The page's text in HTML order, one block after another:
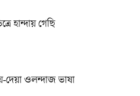
হান্দায় গেছি
দেয়া ওলন্দাজ ভাষা